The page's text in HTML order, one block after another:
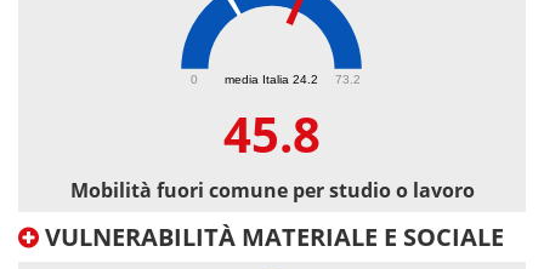
media Italia 24.2
0 73.2
45.8
Mobilità fuori comune per studio o lavoro
VULNERABILITÀ MATERIALE E SOCIALE